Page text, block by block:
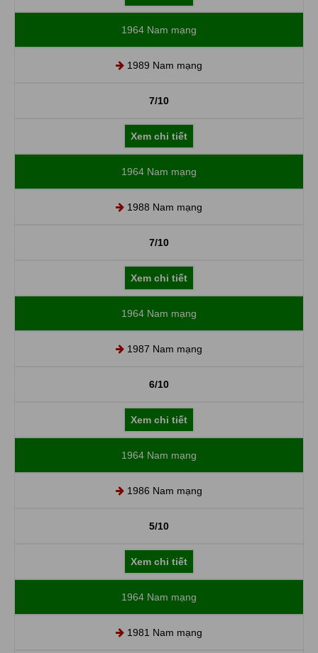
1964 Nam mạng
1989 Nam mạng
7/10
Xem chi tiết
1964 Nam mạng
1988 Nam mạng
7/10
Xem chi tiết
1964 Nam mạng
1987 Nam mạng
6/10
Xem chi tiết
1964 Nam mạng
1986 Nam mạng
5/10
Xem chi tiết
1964 Nam mạng
1981 Nam mạng